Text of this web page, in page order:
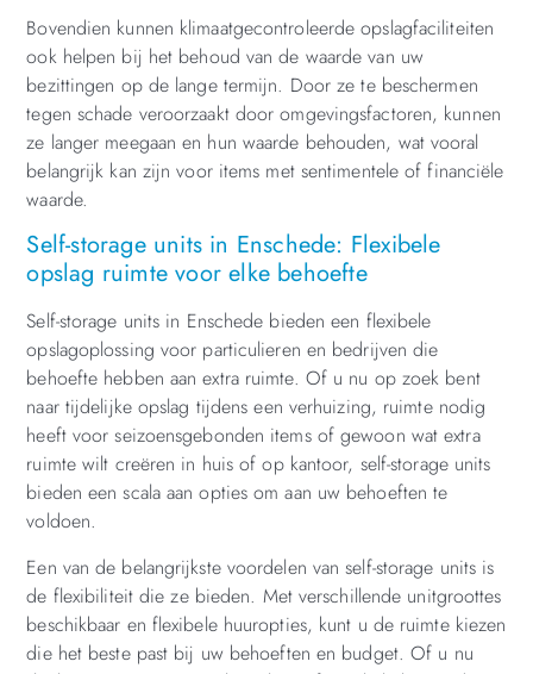
Bovendien kunnen klimaatgecontroleerde opslagfaciliteiten
ook helpen bij het behoud van de waarde van uw
bezittingen op de lange termijn. Door ze te beschermen
tegen schade veroorzaakt door omgevingsfactoren, kunnen
ze langer meegaan en hun waarde behouden, wat vooral
belangrijk kan zijn voor items met sentimentele of financiële
waarde.
Self-storage units in Enschede: Flexibele
opslag ruimte voor elke behoefte
Self-storage units in Enschede bieden een flexibele
opslagoplossing voor particulieren en bedrijven die
behoefte hebben aan extra ruimte. Of u nu op zoek bent
naar tijdelijke opslag tijdens een verhuizing, ruimte nodig
heeft voor seizoensgebonden items of gewoon wat extra
ruimte wilt creëren in huis of op kantoor, self-storage units
bieden een scala aan opties om aan uw behoeften te
voldoen.
Een van de belangrijkste voordelen van self-storage units is
de flexibiliteit die ze bieden. Met verschillende unitgroottes
beschikbaar en flexibele huuropties, kunt u de ruimte kiezen
die het beste past bij uw behoeften en budget. Of u nu